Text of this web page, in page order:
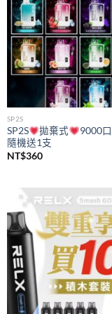
SP2S
SP2S 拋棄式 9000口
隨機送1支
NT$360